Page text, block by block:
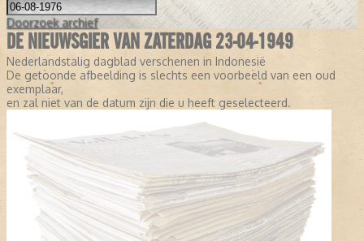
Doorzoek archief
DE NIEUWSGIER VAN ZATERDAG 23-04-1949
Nederlandstalig dagblad verschenen in Indonesië
De getoonde afbeelding is slechts een voorbeeld van een oud
exemplaar,
en zal niet van de datum zijn die u heeft geselecteerd.